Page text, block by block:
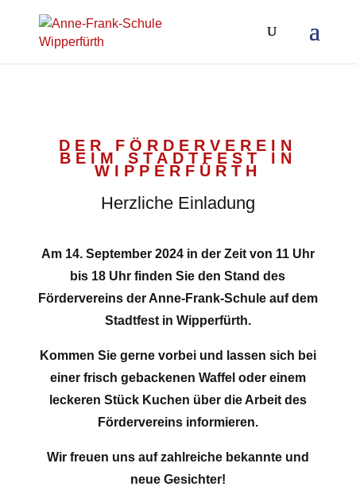
DER FÖRDERVEREIN
BEIM STADTFEST IN
WIPPERFÜRTH
Herzliche Einladung
Am 14. September 2024 in der Zeit von 11 Uhr
bis 18 Uhr finden Sie den Stand des
Fördervereins der Anne-Frank-Schule auf dem
Stadtfest in Wipperfürth.
Kommen Sie gerne vorbei und lassen sich bei
einer frisch gebackenen Waffel oder einem
leckeren Stück Kuchen über die Arbeit des
Fördervereins informieren.
Wir freuen uns auf zahlreiche bekannte und
neue Gesichter!